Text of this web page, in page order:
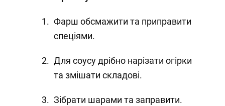
Фарш обсмажити та приправити
спеціями.
Для соусу дрібно нарізати огірки
та змішати складові.
Зібрати шарами та заправити.